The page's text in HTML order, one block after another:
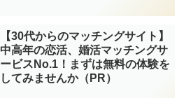
【30代からのマッチングサイト】
中高年の恋活、婚活マッチングサ
ービスNo.1！まずは無料の体験を
してみませんか（PR）